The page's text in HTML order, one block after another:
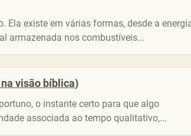
Ela existe em várias formas, desde a
armazenada nos combustíveis...
visão bíblica)
o instante certo para que algo
associada ao tempo qualitativo,...